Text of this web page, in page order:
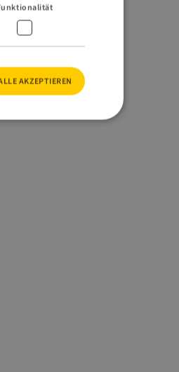
AKZEPTIEREN
und die
werden.
die Einstellungen
zu
für Python
eine
Banner von